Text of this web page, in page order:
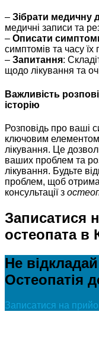
– Зібрати медичну
медичні записи та
– Описати
симптомів та часу їх
– Запитання:
щодо лікування та
Важливість
історію
Розповідь про ваші
ключовим
лікування. Це
ваших проблем та
лікування. Будьте
проблем, щоб
консультації з
Записатися
остеопата в
Не
Остеопатія
Записатися на